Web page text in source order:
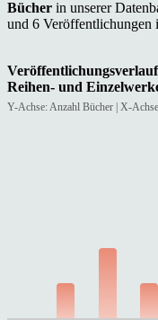
Bücher in unserer
und 6 Veröffentlichungen
Reihen- und
Y-Achse: Anzahl Bücher | X-